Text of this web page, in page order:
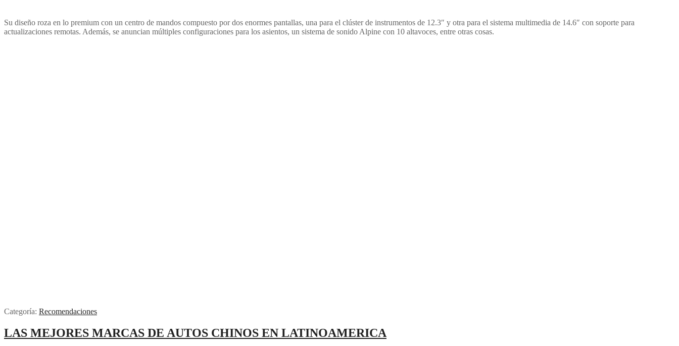
Su diseño roza en lo premium con un centro de mandos compuesto por dos enormes pantallas, una para el clúster de instrumentos de 12.3″ y otra para el sistema multimedia de 14.6″ con soporte para
actualizaciones remotas. Además, se anuncian múltiples configuraciones para los asientos, un sistema de sonido Alpine con 10 altavoces, entre otras cosas.
Categoría: Recomendaciones
LAS MEJORES MARCAS DE AUTOS CHINOS EN LATINOAMERICA